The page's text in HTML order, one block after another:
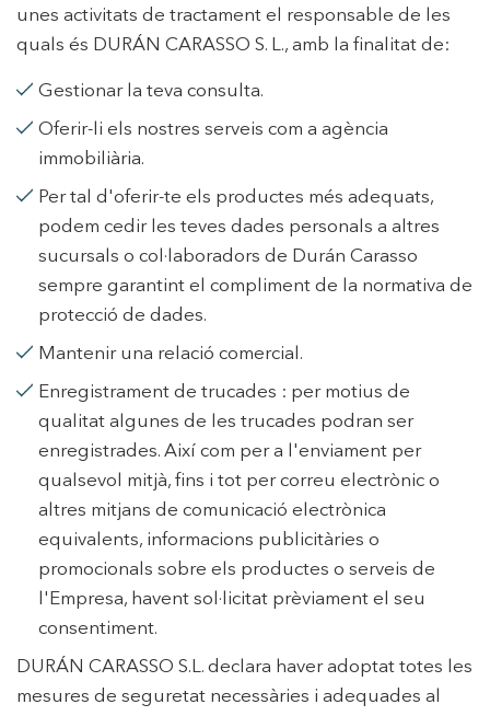
unes activitats de tractament el responsable de les
quals és DURÁN CARASSO S. L., amb la finalitat de:
Gestionar la teva consulta.
Oferir-li els nostres serveis com a agència
immobiliària.
Per tal d'oferir-te els productes més adequats,
podem cedir les teves dades personals a altres
sucursals o col·laboradors de Durán Carasso
sempre garantint el compliment de la normativa de
protecció de dades.
Mantenir una relació comercial.
Enregistrament de trucades : per motius de
qualitat algunes de les trucades podran ser
enregistrades. Així com per a l'enviament per
qualsevol mitjà, fins i tot per correu electrònic o
altres mitjans de comunicació electrònica
equivalents, informacions publicitàries o
promocionals sobre els productes o serveis de
l'Empresa, havent sol·licitat prèviament el seu
consentiment.
DURÁN CARASSO S.L. declara haver adoptat totes les
mesures de seguretat necessàries i adequades al